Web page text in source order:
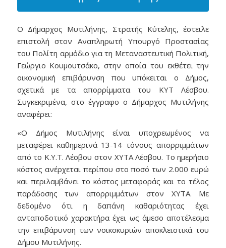
Ο Δήμαρχος Μυτιλήνης, Στρατής Κύτελης, έστειλε
επιστολή στον Αναπληρωτή Υπουργό Προστασίας
του Πολίτη αρμόδιο για τη Μεταναστευτική Πολιτική,
Γεώργιο Κουμουτσάκο, στην οποία του εκθέτει την
οικονομική επιβάρυνση που υπόκειται ο Δήμος,
σχετικά με τα απορρίμματα του ΚΥΤ Λέσβου.
Συγκεκριμένα, στο έγγραφο ο Δήμαρχος Μυτιλήνης
αναφέρει:
«Ο Δήμος Μυτιλήνης είναι υποχρεωμένος να
μεταφέρει καθημερινά 13-14 τόνους απορριμμάτων
από το Κ.Υ.Τ. Λέσβου στον ΧΥΤΑ Λέσβου. Το ημερήσιο
κόστος ανέρχεται περίπου στο ποσό των 2.000 ευρώ
και περιλαμβάνει το κόστος μεταφοράς και το τέλος
παράδοσης των απορριμμάτων στον ΧΥΤΑ. Με
δεδομένο ότι η δαπάνη καθαριότητας έχει
ανταποδοτικό χαρακτήρα έχει ως άμεσο αποτέλεσμα
την επιβάρυνση των νοικοκυριών αποκλειστικά του
Δήμου Μυτιλήνης.